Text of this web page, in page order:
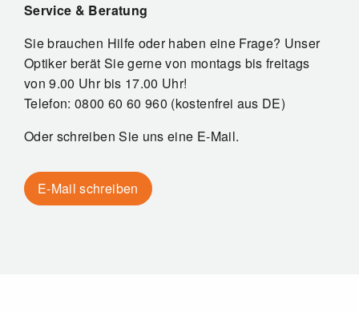
Service & Beratung
Sie brauchen Hilfe oder haben eine Frage? Unser
Optiker berät Sie gerne von montags bis freitags
von 9.00 Uhr bis 17.00 Uhr!
Telefon: 0800 60 60 960 (kostenfrei aus DE)
Oder schreiben Sie uns eine E-Mail.
E-Mail schreiben